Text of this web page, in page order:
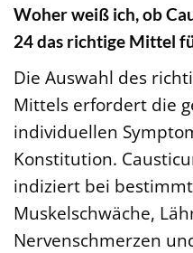
Woher weiß ich, ob
24 das richtige Mittel
Die Auswahl des
Mittels erfordert die
individuellen
Konstitution.
indiziert bei
Muskelschwäche,
Nervenschmerzen